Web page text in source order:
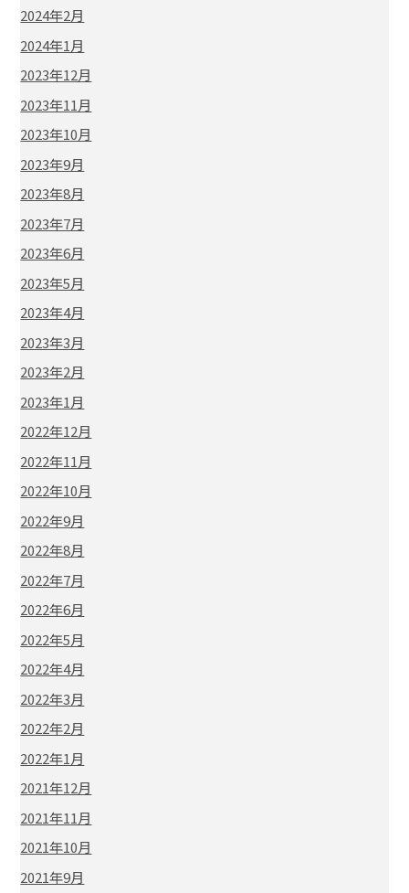
2024年2月
2024年1月
2023年12月
2023年11月
2023年10月
2023年9月
2023年8月
2023年7月
2023年6月
2023年5月
2023年4月
2023年3月
2023年2月
2023年1月
2022年12月
2022年11月
2022年10月
2022年9月
2022年8月
2022年7月
2022年6月
2022年5月
2022年4月
2022年3月
2022年2月
2022年1月
2021年12月
2021年11月
2021年10月
2021年9月